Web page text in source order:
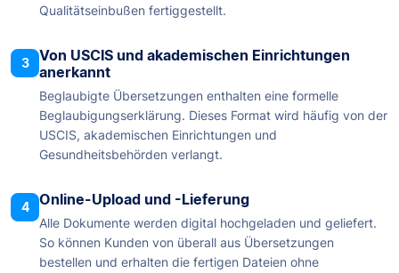
Qualitätseinbußen fertiggestellt.
3
Von USCIS und akademischen Einrichtungen
anerkannt
Beglaubigte Übersetzungen enthalten eine formelle
Beglaubigungserklärung. Dieses Format wird häufig von der
USCIS, akademischen Einrichtungen und
Gesundheitsbehörden verlangt.
4 Online-Upload und -Lieferung
Alle Dokumente werden digital hochgeladen und geliefert.
So können Kunden von überall aus Übersetzungen
bestellen und erhalten die fertigen Dateien ohne